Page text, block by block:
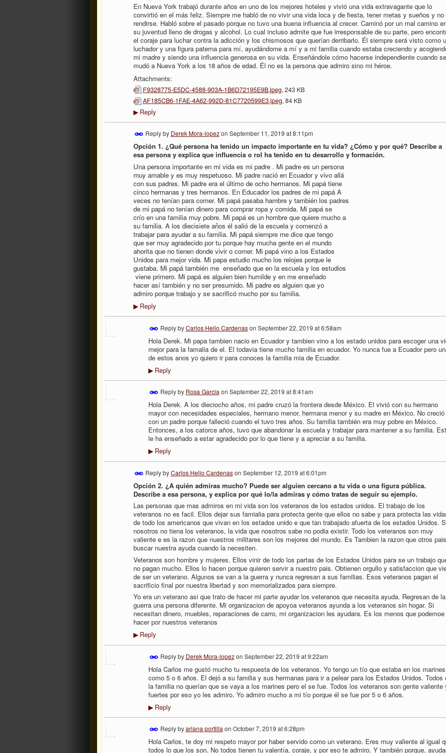
En Nueva York trabajó durante años en uno de los mejores hoteles y vivió una vida extravagante que lo
convirtió en el más feliz. Siempre me habló de no vivir una vida loca y de fiesta, tener metas y sueños y no
rendirse. Habló sobre el pasado porque no tuvo una buena influencia al crecer. Caminó por un mal camino
su juventud lleno de drogas y alcohol. Lo cual incluso admite que fue irresponsable de su parte, pero
el coraje para luchar contra la adicción y los chismosos que querían derribarlo. Él siempre será visto como
luchador y una figura paterna para mí, ayudándome a mí y a mi familia cuando estaba creciendo y
mi madre y siendo una influencia generosa en su vida. Enseñándole cómo hacerse independiente cuando se
mudó a Nueva York a los 18 años de edad. Él no es la persona que admiro sino mi héroe.
Attachments:
F9328775-E5DC-4588-903A-1B6D72195E9B.jpeg, 243 KB
AF185CB6-1FAE-4A62-992D-81C7720599E3.jpeg, 84 KB
▶Reply
Reply by Derek Mora-lopezon September 11, 2019 at 8:11pm
Opción 1. ¿Qué persona ha tenido un impacto importante en tu vida? ¿Cómo y por qué? Describe a
esa persona y explica que influencia o rol ha tenido en tu desarrollo y formación.
Una persona importante en mi vida es mi padre . Mi padre es un persona
muy amable y es muy respetuoso. Mi padre nació en Ecuador y vivo allá
con sus padres. Mi padre era el último de ocho hermanos. Mi papá tiene
cinco hermanas y tres hermanos. En Educador los padres de mi papá A
veces no tenían para comer. Mi papá pasaba hambre y también los padres
de mi papá no tenían dinero para comprar ropa y comida. Mi papá se
crío en una familia muy pobre. Mi papá es un hombre que quiere mucho a
su familia. A los diecisiete años él salió de la escuela y comenzó a
trabajar para ayudar a su familia. Mi papá siempre me dice que tengo
que ser muy agradecido por tu porque hay mucha gente en el mundo
ahorita que no tienen donde vivir o comer. Mi papá vino a los Estados
Unidos para mejor vida. Mi papa estudio mucho los relojes porque le
gustaba. Mi papá también me enseñado que en la escuela y los estudios
viene primero. Mi papá es alguien bien humilde y en me enseñado
hacer así también y no ser presumido. Mi padre es alguien que yo
admiro porque trabajo y se sacrificó mucho por su familia.
▶Reply
Reply byCarlos Helio Cardenason September 22, 2019 at 6:58am
Hola Derek. Mi papa tambien nacio en Ecuador y tambien vino a los estado unidos para escoger una
mejor para la famalia de el. El todavia tiene mucho familia en ecuador. Yo nunca fue a Ecuador pero
de estos anos yo quiero ir para conoces la familia mia de Ecuador.
▶Reply
Reply by Rosa Garcia on September 22, 2019 at 8:41am
Hola Derek. A los dieciocho años, mi padre cruzó la frontera desde México. El vivió con su hermano
mayor con necesidades especiales, hermano menor, hermana menor y su madre en México. No creció
con un padre porque falleció cuando el tuvo tres años. Su familia también era muy pobre en México.
Entonces, a los catorce años, tuvo que abandonar la escuela y trabajar para mantener a su familia.
le ha enseñado a estar agradecido por lo que tiene y a apreciar a su familia.
▶Reply
Reply byCarlos Helio Cardenason September 12, 2019 at 6:01pm
Opción 2. ¿A quién admiras mucho? Puede ser alguien cercano a tu vida o una figura pública.
Describe a esa persona, y explica por qué lo/la admiras y cómo tratas de seguir su ejemplo.
Las personas que mas admiros en mi vida son los veteranos de los estados unidos. El trabajo de los
veteranos no es facil. Ellos dejar sus famialia para protecta gente que ellos no sabe y para protecta las
de todo los americanos que vivan en los estados unido e que tan trabajado afuerta de los estados Unidos.
nosotros no tiena los veteranos, la vida que nosotros sabe no podia existir. Todo los veteranos son muy
valiente e es la razon que nuestros militares son los mejores del mundo. Es Tambien la razon que otros
buscar nuestra ayuda cuando la necesiten.
Veteranos son hombre y mujeres. Ellos vinir de todo los partas de los Estados Unidos para se un trabajo
no pagan mucho. Ellos lo hacen porque quieren servir a nuestro pais. Obtienen orgullo y satisfaccion que
de ser un veterano. Algunos se van a la guerra y nunca regresan a sus familias. Esos veteranos pagan el
sacrificio final por nuestra libertad y son memorializados para siempre.
Yo era un veterano asi que trato de hacer mi parte ayudar los veteranos que necesita ayuda. Regresan de la
guerra una persona diferente. Mi organizacion de apoyoa veteranos ayunda a los veteranos sin hogar. Si
necesitan dinero, muebles, reparaciones de carro, mi organizacion les ayudara. Es los menos que podemoe
hacer por nuestros veteranos
▶Reply
Reply by Derek Mora-lopezon September 22, 2019 at 9:22am
Hola Carlos me gustó mucho tu respuesta de los veteranos. Yo tengo un tío que estaba en los marines
como 5 o 6 años. El dejó a su familia y sus hermanas para ir a pelear para los Estados Unidos. Todos
la familia no querían que se vaya a los marines pero el se fue. Todos los veteranos son gente valiente
fuertes por eso yo les admiro. Yo admiro mucho a mi tío porque él se fue por 5 o 6 años.
▶Reply
Reply byariana portilla on October 7, 2019 at 6:28pm
Hola Carlos, te doy mi respeto mayor por haber servido como un veterano. Eres muy valiente al igual
todos lo que los son. No todos tienen tu valentía, coraje, y por eso te admiro. Y también porque,